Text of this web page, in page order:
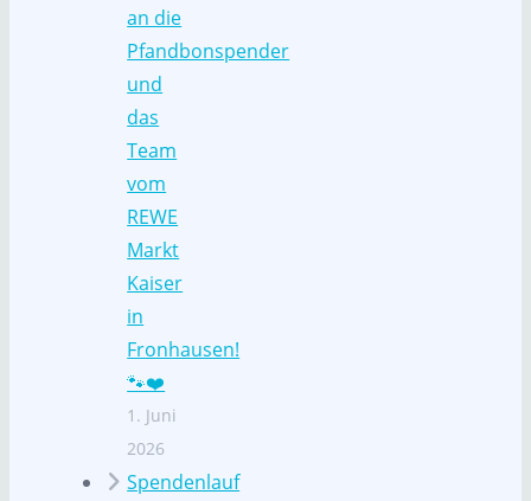
an die
Pfandbonspender
und
das
Team
vom
REWE
Markt
Kaiser
in
Fronhausen!
🐾❤️
1. Juni
2026
Spendenlauf